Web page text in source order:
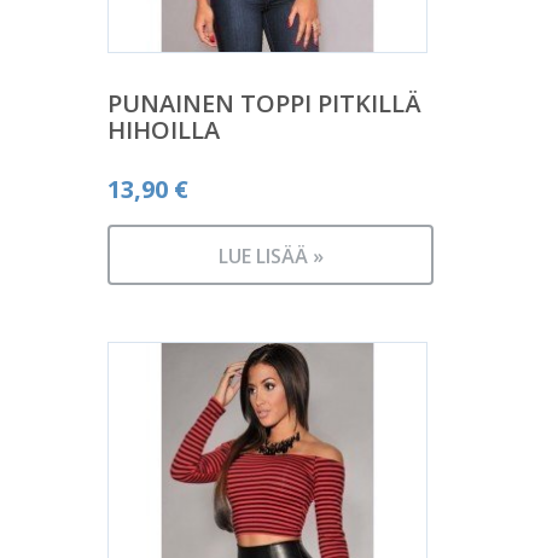
PUNAINEN TOPPI PITKILLÄ
HIHOILLA
13,90 €
LUE LISÄÄ »